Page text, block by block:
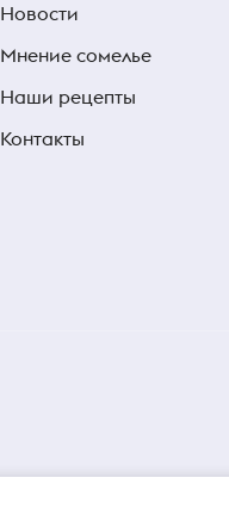
Новости
Мнение сомелье
Наши рецепты
Контакты